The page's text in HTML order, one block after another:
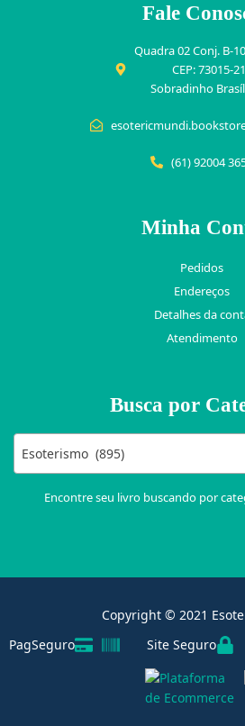
Fale
Quadra 02 Conj. B-
CEP: 73015-
Sobradinho
(61) 92004
Minha
Pedidos
Endereços
Detalhes da
Atendimento
Busca por
Esoterismo (895)
Encontre seu livro buscando por
Copyright © 2021
PagSeguro
Site Seguro